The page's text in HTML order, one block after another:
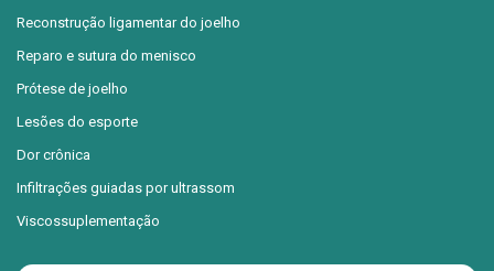
Reconstrução ligamentar do joelho
Reparo e sutura do menisco
Prótese de joelho
Lesões do esporte
Dor crônica
Infiltrações guiadas por ultrassom
Viscossuplementação